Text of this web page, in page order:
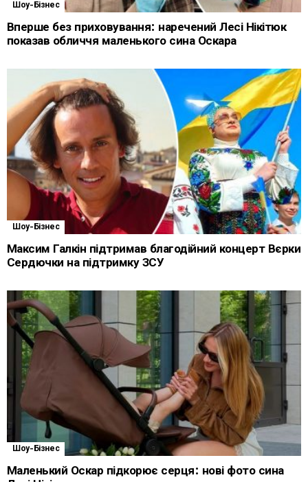
Шоу-Бізнес
Вперше без приховування: наречений Лесі Нікітюк
показав обличчя маленького сина Оскара
Шоу-Бізнес
Максим Галкін підтримав благодійний концерт Вєрки
Сердючки на підтримку ЗСУ
Шоу-Бізнес
Маленький Оскар підкорює серця: нові фото сина